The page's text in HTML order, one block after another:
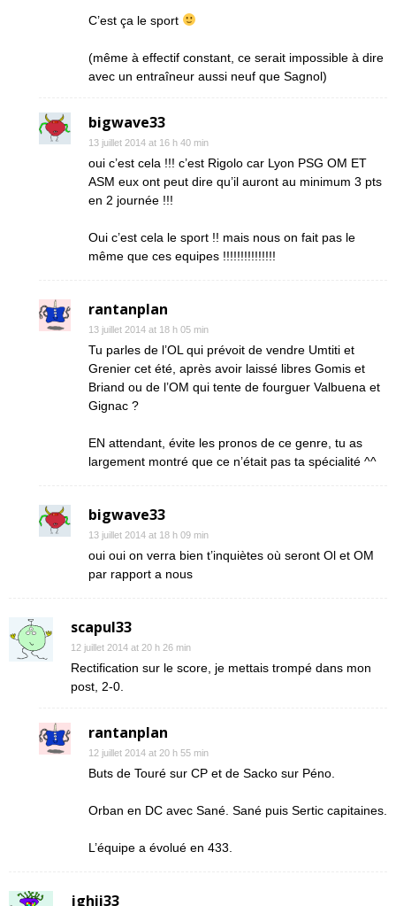
C’est ça le sport
(même à effectif constant, ce serait impossible à dire
avec un entraîneur aussi neuf que Sagnol)
bigwave33
13 juillet 2014 at 16 h 40 min
oui c’est cela !!! c’est Rigolo car Lyon PSG OM ET
ASM eux ont peut dire qu’il auront au minimum 3 pts
en 2 journée !!!
Oui c’est cela le sport !! mais nous on fait pas le
même que ces equipes !!!!!!!!!!!!!!!
rantanplan
13 juillet 2014 at 18 h 05 min
Tu parles de l’OL qui prévoit de vendre Umtiti et
Grenier cet été, après avoir laissé libres Gomis et
Briand ou de l’OM qui tente de fourguer Valbuena et
Gignac ?
EN attendant, évite les pronos de ce genre, tu as
largement montré que ce n’était pas ta spécialité ^^
bigwave33
13 juillet 2014 at 18 h 09 min
oui oui on verra bien t’inquiètes où seront Ol et OM
par rapport a nous
scapul33
12 juillet 2014 at 20 h 26 min
Rectification sur le score, je mettais trompé dans mon
post, 2-0.
rantanplan
12 juillet 2014 at 20 h 55 min
Buts de Touré sur CP et de Sacko sur Péno.
Orban en DC avec Sané. Sané puis Sertic capitaines.
L’équipe a évolué en 433.
jghii33